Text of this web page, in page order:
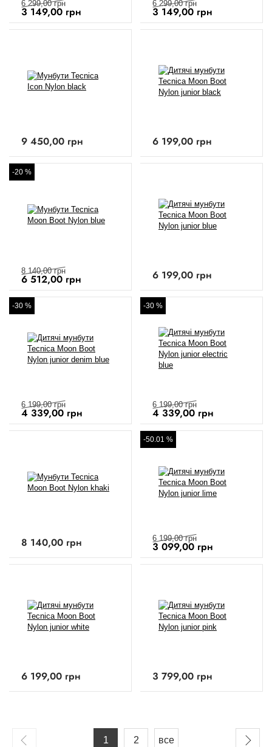
6 299,00 грн
3 149,00 грн
6 299,00 грн
3 149,00 грн
9 450,00 грн 6 199,00 грн
-20 %
8 140,00 грн
6 512,00 грн 6 199,00 грн
-30 %
6 199,00 грн
4 339,00 грн
-30 %
6 199,00 грн
4 339,00 грн
8 140,00 грн
-50.01 %
6 199,00 грн
3 099,00 грн
6 199,00 грн 3 799,00 грн
1 2 все